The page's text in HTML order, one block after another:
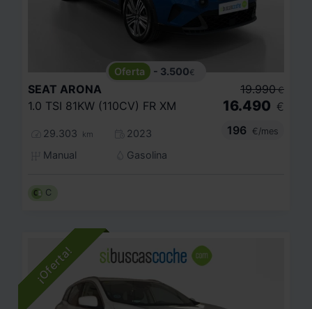
- 3.500€
SEAT ARONA
1.0 TSI 81KW (110CV) FR XM
29.303 km
2023
Manual
Gasolina
19.990 €
16.490 €
196
€/mes
C